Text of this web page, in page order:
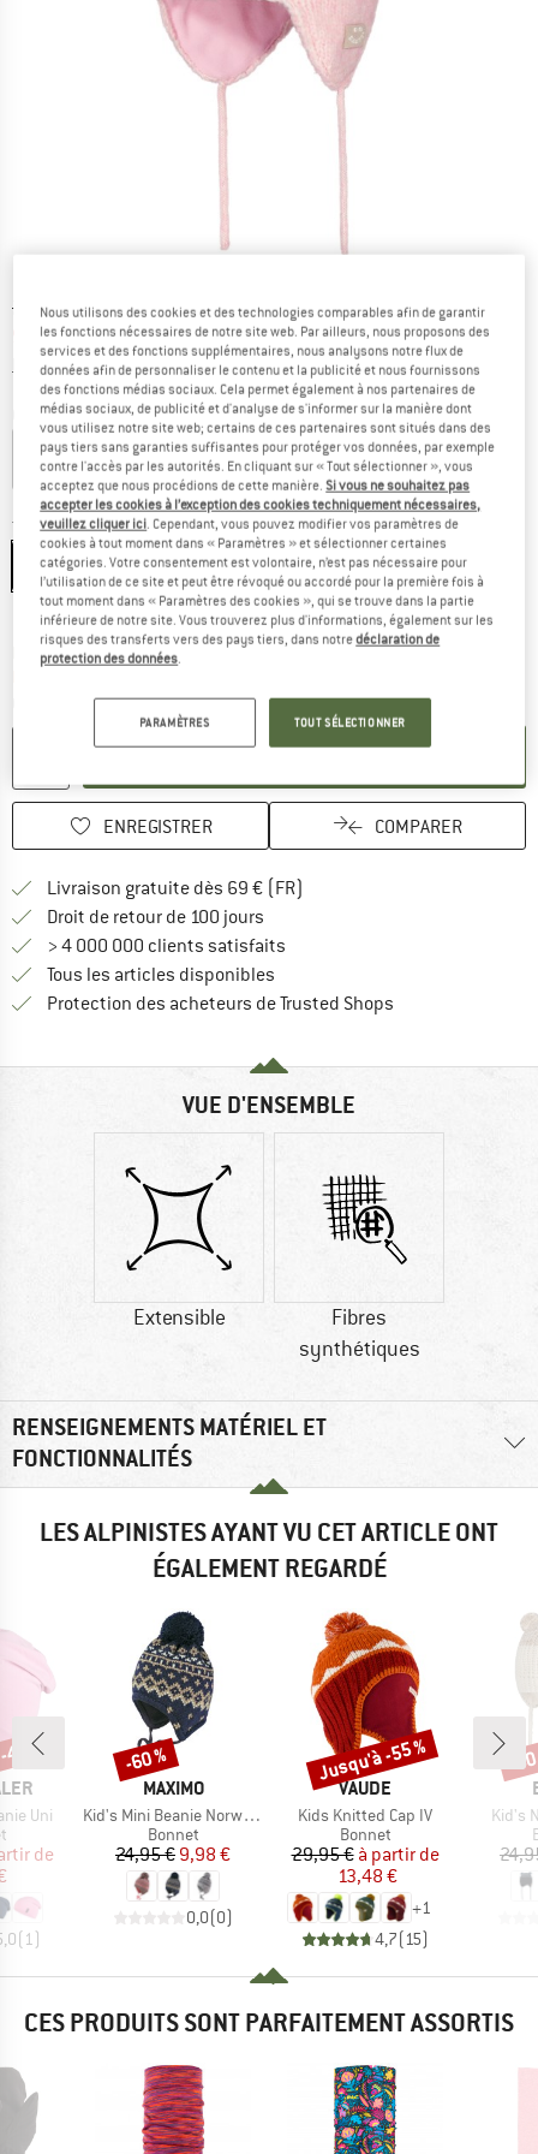
Prix initial :
24,95€
Prix:
9,98€ TVA incl.
hors Frais de livraisonInformations sur les frais de livraison. Ouvre une
Couleur:Pink
-60 % -60 %
Taille:45-47 cm
45-47 cm 47-50 cm
Guide des tailles
Délai de livraison: 3-5 jours ouvrables Le lien s'ouvre dans une boîte
AJOUTER AU PANIER
ENREGISTRER COMPARER
Livraison gratuite dès 69 € (FR)
Droit de retour de 100 jours
> 4 000 000 clients satisfaits
Tous les articles disponibles
Protection des acheteurs de Trusted Shops
VUE D'ENSEMBLE
Extensible
Fibres
synthétiques
RENSEIGNEMENTS MATÉRIEL ET
FONCTIONNALITÉS
LES ALPINISTES AYANT VU CET ARTICLE ONT
ÉGALEMENT REGARDÉ
Uni
group
réduit
de
( 1)
%
MARQUE
MAXIMO
Article
Kid's Mini Beanie Norwegian Jacquard
Product group
Bonnet
Prix
24,95 €Prix réduit
9,98 €
0,0(0)
Remise
-60 %
MARQUE
VAUDE
Article
Kids Knitted Cap IV
Product group
Bonnet
Prix
29,95 € Prix réduit
à partir de
13,48 €
+1
4,7( 15)
Remise
Jusqu'à -55 %
Article
Kid's
-
CES PRODUITS SONT PARFAITEMENT ASSORTIS
Nous utilisons des cookies et des technologies comparables afin de garantir
les fonctions nécessaires de notre site web. Par ailleurs, nous proposons des
services et des fonctions supplémentaires, nous analysons notre flux de
données afin de personnaliser le contenu et la publicité et nous fournissons
des fonctions médias sociaux. Cela permet également à nos partenaires de
médias sociaux, de publicité et d'analyse de s'informer sur la manière dont
vous utilisez notre site web; certains de ces partenaires sont situés dans des
pays tiers sans garanties suffisantes pour protéger vos données, par exemple
contre l'accès par les autorités. En cliquant sur « Tout sélectionner », vous
acceptez que nous procédions de cette manière.Si vous ne souhaitez pas
accepter les cookies à l’exception des cookies techniquement nécessaires,
veuillez cliquer ici. Cependant, vous pouvez modifier vos paramètres de
cookies à tout moment dans « Paramètres » et sélectionner certaines
catégories. Votre consentement est volontaire, n’est pas nécessaire pour
l’utilisation de ce site et peut être révoqué ou accordé pour la première fois à
tout moment dans « Paramètres des cookies », qui se trouve dans la partie
inférieure de notre site. Vous trouverez plus d'informations, également sur les
risques des transferts vers des pays tiers, dans notredéclaration de
protection des données.
PARAMÈTRES TOUT SÉLECTIONNER